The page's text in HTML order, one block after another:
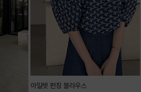
아일렛 펀칭 블라우스